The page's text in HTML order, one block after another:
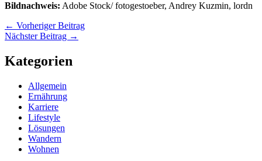
Bildnachweis: Adobe Stock/ fotogestoeber, Andrey Kuzmin, lordn
← Vorheriger Beitrag
Nächster Beitrag →
Kategorien
Allgemein
Ernährung
Karriere
Lifestyle
Lösungen
Wandern
Wohnen